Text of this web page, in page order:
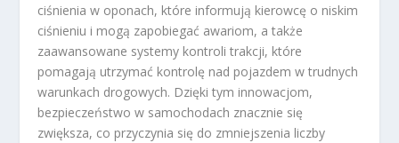
ciśnienia w oponach, które informują kierowcę o niskim
ciśnieniu i mogą zapobiegać awariom, a także
zaawansowane systemy kontroli trakcji, które
pomagają utrzymać kontrolę nad pojazdem w trudnych
warunkach drogowych. Dzięki tym innowacjom,
bezpieczeństwo w samochodach znacznie się
zwiększa, co przyczynia się do zmniejszenia liczby